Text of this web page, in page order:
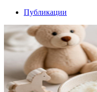
Публикации